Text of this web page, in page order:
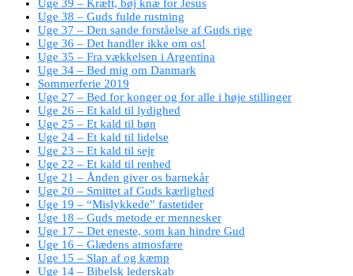
Uge 39 – Kræft, bøj knæ for Jesus
Uge 38 – Guds fulde rustning
Uge 37 – Den sande forståelse af Guds rige
Uge 36 – Det handler ikke om os!
Uge 35 – Fra vækkelsen i Argentina
Uge 34 – Bed mig om Danmark
Sommerferie 2019
Uge 27 – Bed for konger og for alle i høje stillinger
Uge 26 – Et kald til lydighed
Uge 25 – Et kald til bøn
Uge 24 – Et kald til lidelse
Uge 23 – Et kald til sejr
Uge 22 – Et kald til renhed
Uge 21 – Ånden giver os barnekår
Uge 20 – Smittet af Guds kærlighed
Uge 19 – “Mislykkede” fastetider
Uge 18 – Guds metode er mennesker
Uge 17 – Det eneste, som kan hindre Gud
Uge 16 – Glædens atmosfære
Uge 15 – Slap af og kæmp
Uge 14 – Bibelsk lederskab